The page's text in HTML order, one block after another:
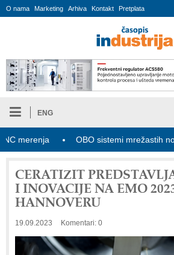
O nama Marketing Arhiva Kontakt Pretplata
ENG
OBO sistemi mrežastih nosača
CERATIZIT
I INOVACIJE NA EMO
HANNOVERU
19.09.2023 Komentari: 0